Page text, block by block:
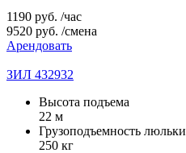
1190 руб. /час
9520 руб. /смена
Арендовать
ЗИЛ 432932
Высота подъема
22 м
Грузоподъемность люльки
250 кг